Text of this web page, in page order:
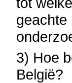
geachte
3) Hoe
België?